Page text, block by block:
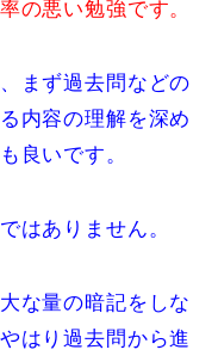
の悪い勉強です。
まず過去問などの
内容の理解を深め
良いです。
はありません。
な量の暗記をしな
はり過去問から進